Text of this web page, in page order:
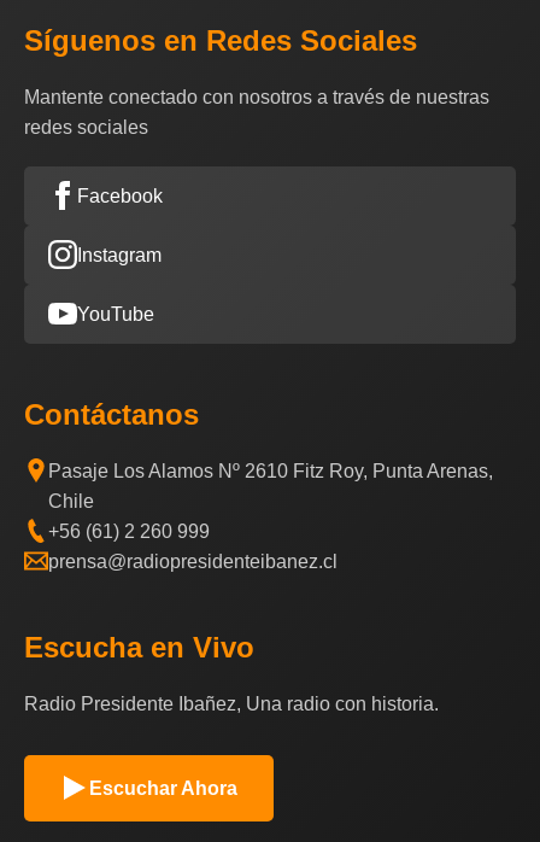
Síguenos en Redes Sociales
Mantente conectado con nosotros a través de nuestras
redes sociales
Facebook
Instagram
YouTube
Contáctanos
Pasaje Los Alamos Nº 2610 Fitz Roy, Punta Arenas,
Chile
+56 (61) 2 260 999
prensa@radiopresidenteibanez.cl
Escucha en Vivo
Radio Presidente Ibañez, Una radio con historia.
Escuchar Ahora